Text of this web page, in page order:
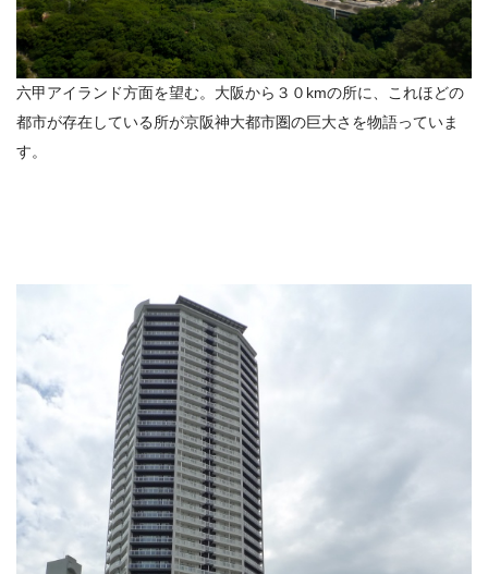
六甲アイランド方面を望む。大阪から３０kmの所に、これほどの
都市が存在している所が京阪神大都市圏の巨大さを物語っていま
す。